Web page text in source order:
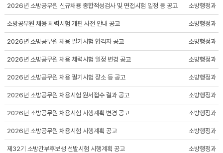
2026년 소방공무원 신규채용 종합적성검사 및 면접시험 일정 등 공고 소방행정과
소방공무원 채용 체력시험 개편 사전 안내 공고 소방행정과
2026년 소방공무원 채용 필기시험 합격자 공고 소방행정과
2026년 소방공무원 채용 체력시험 일정 변경 공고 소방행정과
2026년 소방공무원 채용 필기시험 장소 등 공고 소방행정과
2026년 소방공무원 채용시험 원서접수 결과 공고 소방행정과
2026년 소방공무원 채용시험 시행계획 변경 공고 소방행정과
2026년 소방공무원 채용시험 시행계획 공고 소방행정과
제32기 소방간부후보생 선발시험 시행계획 공고 소방행정과